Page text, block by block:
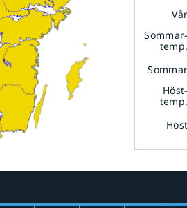
Vår
Sommar­
temp.
Sommar
Höst­
temp.
Höst